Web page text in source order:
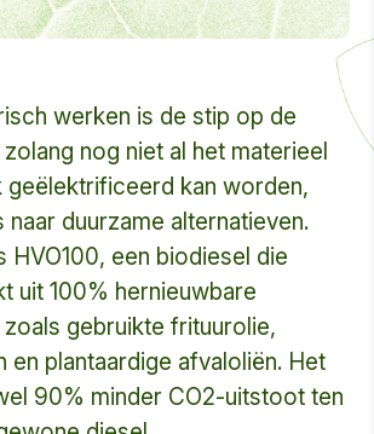
werken is de stip op de
nog niet al het materieel
geëlektrificeerd kan worden,
duurzame alternatieven.
HVO100, een biodiesel die
uit 100% hernieuwbare
gebruikte frituurolie,
en plantaardige afvaloliën. Het
90% minder CO2-uitstoot ten